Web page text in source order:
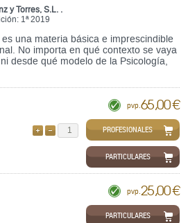
y Torres, S.L. .
1ª 2019
una materia básica e imprescindible
No importa en qué contexto se vaya
desde qué modelo de la Psicología,
pvp. 65,00 €
QUITARPROFESIONALES
PARTICULARES
pvp. 25,00 €
PARTICULARES